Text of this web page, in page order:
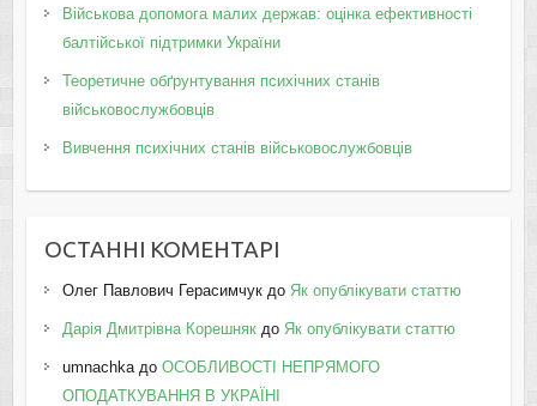
Військова допомога малих держав: оцінка ефективності
балтійської підтримки України
Теоретичне обґрунтування психічних станів
військовослужбовців
Вивчення психічних станів військовослужбовців
ОСТАННІ КОМЕНТАРІ
Олег Павлович Герасимчукдо Як опублікувати статтю
Дарія Дмитрівна Корешнякдо Як опублікувати статтю
umnachkaдо ОСОБЛИВОСТІ НЕПРЯМОГО
ОПОДАТКУВАННЯ В УКРАЇНІ